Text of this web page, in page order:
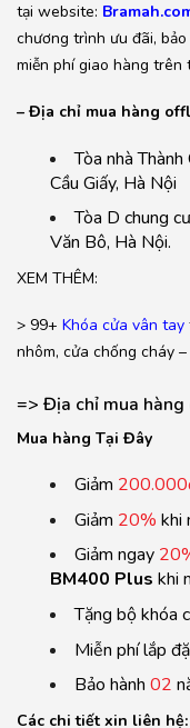
tại website:
chương trình ưu đãi,
miễn phí giao hàng trên
– Địa chỉ mua hàng
Tòa nhà
Cầu Giấy, Hà Nội
Tòa D chung
Văn Bô, Hà Nội.
XEM THÊM:
> 99+ Khóa cửa vân tay
nhôm, cửa chống cháy
=> Địa chỉ mua
Mua hàng Tại Đây
Giảm
Giảm 20% khi
Giảm ngay
BM400 Plus khi
Tặng bộ khóa
Miễn phí lắp
Bảo hành 02
Các chi tiết xin liên hệ: